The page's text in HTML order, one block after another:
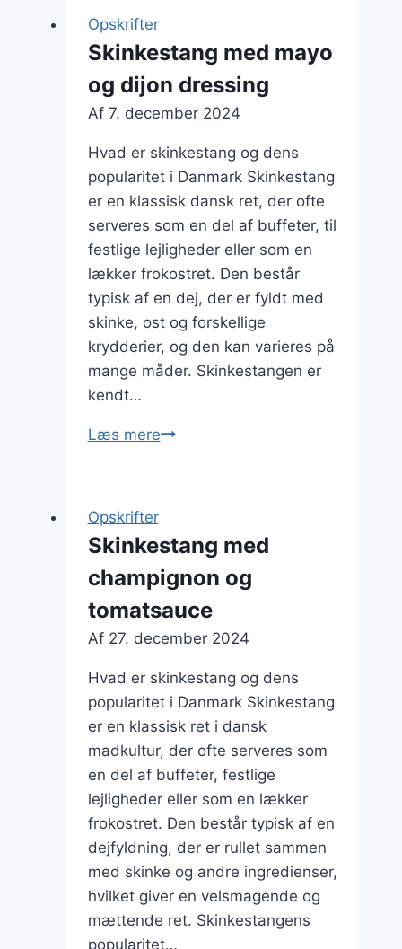
Opskrifter
Skinkestang med mayo
og dijon dressing
Af 7. december 2024
Hvad er skinkestang og dens
popularitet i Danmark Skinkestang
er en klassisk dansk ret, der ofte
serveres som en del af buffeter, til
festlige lejligheder eller som en
lækker frokostret. Den består
typisk af en dej, der er fyldt med
skinke, ost og forskellige
krydderier, og den kan varieres på
mange måder. Skinkestangen er
kendt…
Læs mereSkinkestang
dressing
Opskrifter
Skinkestang med
champignon og
tomatsauce
Af 27. december 2024
Hvad er skinkestang og dens
popularitet i Danmark Skinkestang
er en klassisk ret i dansk
madkultur, der ofte serveres som
en del af buffeter, festlige
lejligheder eller som en lækker
frokostret. Den består typisk af en
dejfyldning, der er rullet sammen
med skinke og andre ingredienser,
hvilket giver en velsmagende og
mættende ret. Skinkestangens
popularitet…